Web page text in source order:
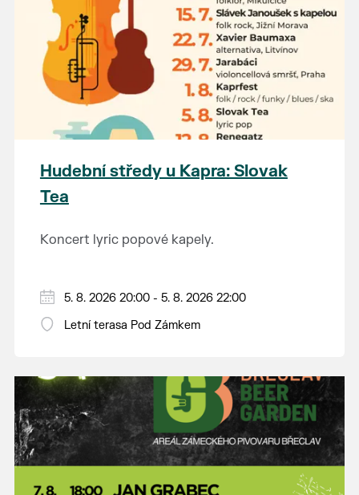
Hudební středy u Kapra: Slovak
Tea
Koncert lyric popové kapely.
5. 8. 2026 20:00 - 5. 8. 2026 22:00
Letní terasa Pod Zámkem